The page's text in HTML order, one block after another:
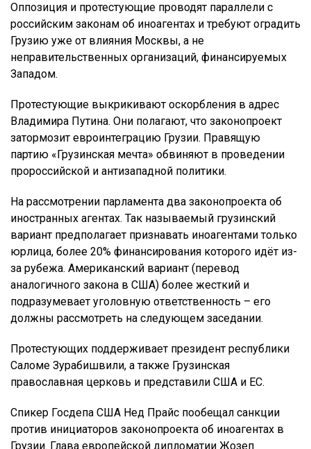
Оппозиция и протестующие проводят параллели с
российским законам об иноагентах и требуют оградить
Грузию уже от влияния Москвы, а не
неправительственных организаций, финансируемых
Западом.
Протестующие выкрикивают оскорбления в адрес
Владимира Путина. Они полагают, что законопроект
затормозит евроинтеграцию Грузии. Правящую
партию «Грузинская мечта» обвиняют в проведении
пророссийской и антизападной политики.
На рассмотрении парламента два законопроекта об
иностранных агентах. Так называемый грузинский
вариант предполагает признавать иноагентами только
юрлица, более 20% финансирования которого идёт из-
за рубежа. Американский вариант (перевод
аналогичного закона в США) более жесткий и
подразумевает уголовную ответственность – его
должны рассмотреть на следующем заседании.
Протестующих поддерживает президент республики
Саломе Зурабишвили, а также Грузинская
православная церковь и представили США и ЕС.
Спикер Госдепа США Нед Прайс пообещал санкции
против инициаторов законопроекта об иноагентах в
Грузии. Глава европейской дипломатии Жозеп